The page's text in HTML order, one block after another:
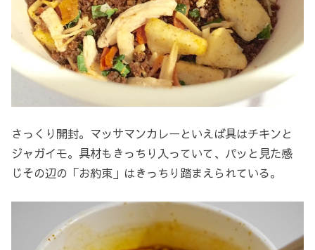
さっくり開封。マッサマンカレーといえば具はチキンと
ジャガイモ。具材もきっちり入っていて、パッと見た感
じその辺の「お約束」はきっちり踏まえられている。